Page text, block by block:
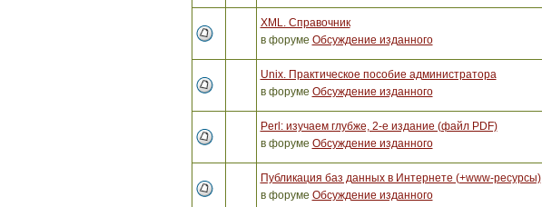
XML. Справочник
в форуме Обсуждение изданного
Unix. Практическое пособие администратора
в форуме Обсуждение изданного
Perl: изучаем глубже, 2-е издание (файл PDF)
в форуме Обсуждение изданного
Публикация баз данных в Интернете (+www-ресурсы)
в форуме Обсуждение изданного